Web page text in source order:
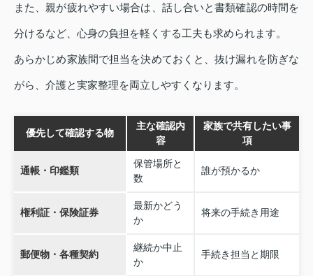
また、親が疲れやすい場合は、話し合いと書類確認の時間を
分けるなど、心身の負担を軽くする工夫も求められます。
あらかじめ家族間で担当を決めておくと、抜け漏れを防ぎな
がら、介護と実家整理を両立しやすくなります。
優先して確認する物
主な確認内
容
家族で共有したい事
項
通帳・印鑑類
保管場所と
数
誰が預かるか
権利証・保険証券
最新かどう
か
将来の手続き用途
郵便物・各種契約
継続か中止
か
手続き担当と期限